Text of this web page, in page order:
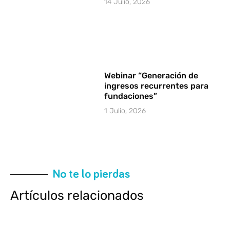
Webinar “Generación de
ingresos recurrentes para
fundaciones”
1 Julio, 2026
No te lo pierdas
Artículos relacionados